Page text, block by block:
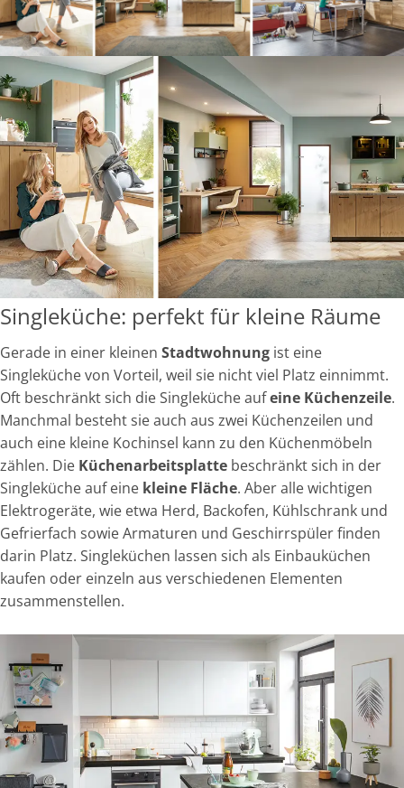
Singleküche: perfekt für kleine Räume
Gerade in einer kleinen Stadtwohnung ist eine
Singleküche von Vorteil, weil sie nicht viel Platz einnimmt.
Oft beschränkt sich die Singleküche aufeine Küchenzeile.
Manchmal besteht sie auch aus zwei Küchenzeilen und
auch eine kleine Kochinsel kann zu den Küchenmöbeln
zählen. Die Küchenarbeitsplatte beschränkt sich in der
Singleküche auf eine kleine Fläche. Aber alle wichtigen
Elektrogeräte, wie etwa Herd, Backofen, Kühlschrank und
Gefrierfach sowie Armaturen und Geschirrspüler finden
darin Platz. Singleküchen lassen sich als Einbauküchen
kaufen oder einzeln aus verschiedenen Elementen
zusammenstellen.